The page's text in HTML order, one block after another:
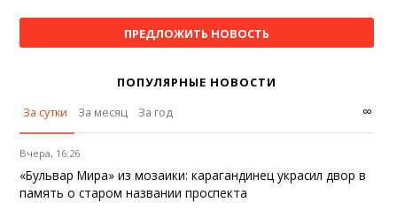
ПРЕДЛОЖИТЬ НОВОСТЬ
ПОПУЛЯРНЫЕ НОВОСТИ
За сутки
За месяц За год ∞
Вчера, 16:26
«Бульвар Мира» из мозаики: карагандинец украсил двор в
память о старом названии проспекта